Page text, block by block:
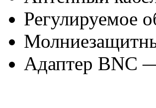
Регулируемое
Адаптер BNC